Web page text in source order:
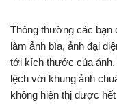
Thông thường các bạn
làm ảnh bìa, ảnh đại
tới kích thước của
lệch với khung ảnh
không hiện thị được